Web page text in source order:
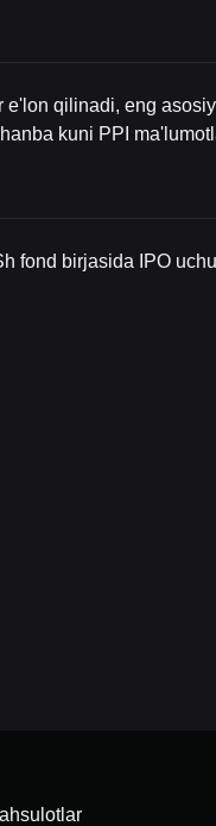
e'lon qilinadi, eng
kuni PPI
0,26% bo'lishi
fond birjasida IPO